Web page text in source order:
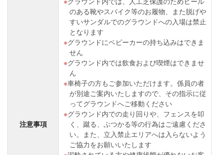
注意事項
のある靴やスパイク等のお履物、また脱げや
すいサンダルでのグラウンドへの入場は禁止
となります
グラウンドにベビーカーの持ち込みはできま
せん
グラウンド内では飲食および喫煙はできませ
ん
車椅子の方もご参加いただけます。係員の者
が別途ご案内いたしますので、その指示に従
ってグラウンドへご移動ください
グラウンド内での走り回りや、フェンスを叩
く、蹴る、ぶつかる等の行為はご遠慮くださ
い。また、立入禁止エリアへは入らないよう
ご協力をお願いいたします